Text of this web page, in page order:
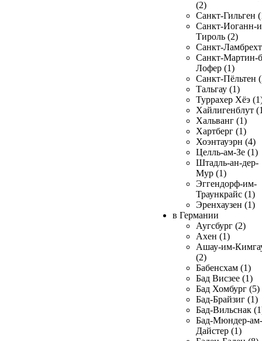
(2)
Санкт-Гильген
Санкт-Иоганн-
Тироль (2)
Санкт-
Санкт-Мартин-
Лофер (1)
Санкт-Пёльтен
Тальгау (1)
Туррахер Хёэ
Хайлигенблут
Хальванг (1)
Хартберг (1)
Хоэнтауэрн (4)
Целль-ам-Зе (1)
Штадль-ан-дер-
Мур (1)
Эггендорф-им-
Траункрайс (1)
Эренхаузен (1)
в Германии
Аугсбург (2)
Ахен (1)
Ашау-им-
(2)
Бабенсхам (1)
Бад Висзее (1)
Бад Хомбург (5)
Бад-Брайзиг (1)
Бад-Вильснак
Бад-Мюндер-ам-
Дайстер (1)